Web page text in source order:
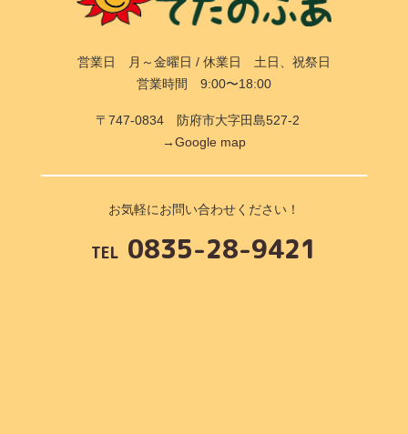
営業日 月～金曜日 / 休業日 土日、祝祭日
営業時間 9:00〜18:00
〒747-0834 防府市大字田島527-2
→Google map
お気軽にお問い合わせください！
TEL 0835-28-9421